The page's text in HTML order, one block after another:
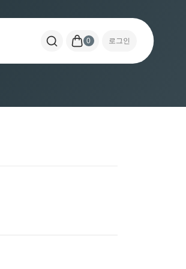
0 로그인